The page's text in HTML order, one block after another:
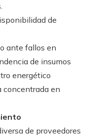
de
ante fallos en
de insumos
energético
concentrada en
de proveedores